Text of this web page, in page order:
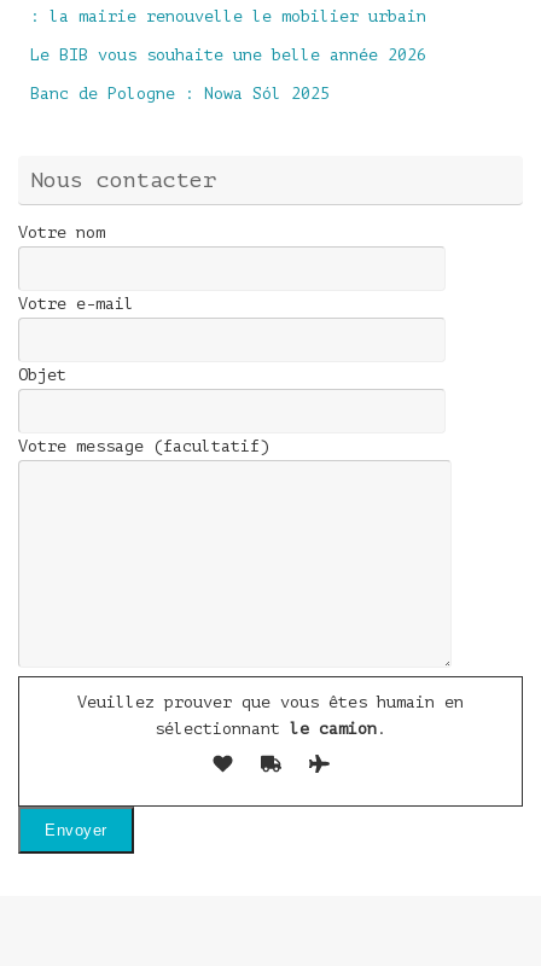
: la mairie renouvelle le mobilier urbain
Le BIB vous souhaite une belle année 2026
Banc de Pologne : Nowa Sól 2025
Nous contacter
Votre nom
Votre e-mail
Objet
Votre message (facultatif)
Veuillez prouver que vous êtes humain en
sélectionnant le camion .